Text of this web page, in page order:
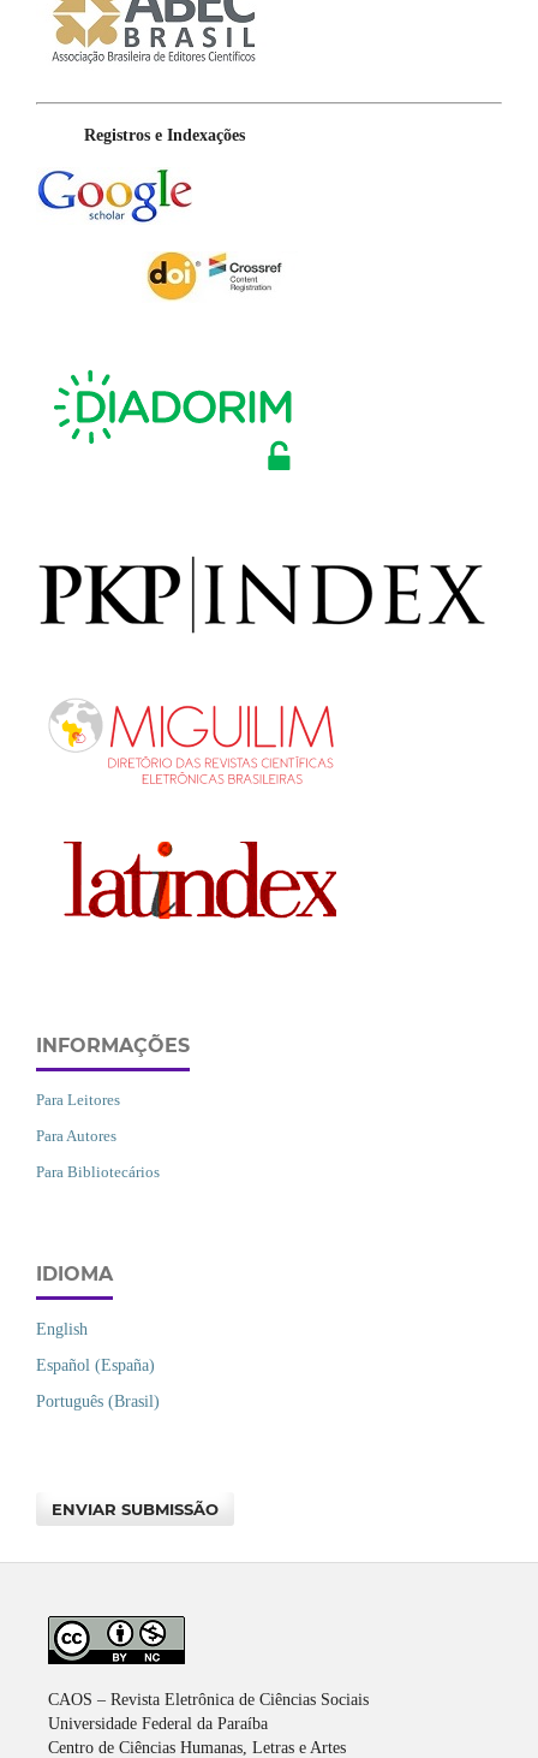
Registros e Indexações
INFORMAÇÕES
Para Leitores
Para Autores
Para Bibliotecários
IDIOMA
English
Español (España)
Português (Brasil)
ENVIAR SUBMISSÃO
CAOS – Revista Eletrônica de Ciências Sociais
Universidade Federal da Paraíba
Centro de Ciências Humanas, Letras e Artes